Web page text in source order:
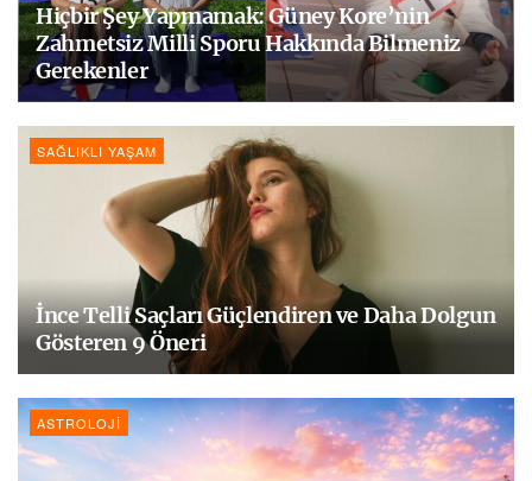
Hiçbir Şey Yapmamak: Güney Kore’nin
Zahmetsiz Milli Sporu Hakkında Bilmeniz
Gerekenler
SAĞLIKLI YAŞAM
İnce Telli Saçları Güçlendiren ve Daha Dolgun
Gösteren 9 Öneri
ASTROLOJI